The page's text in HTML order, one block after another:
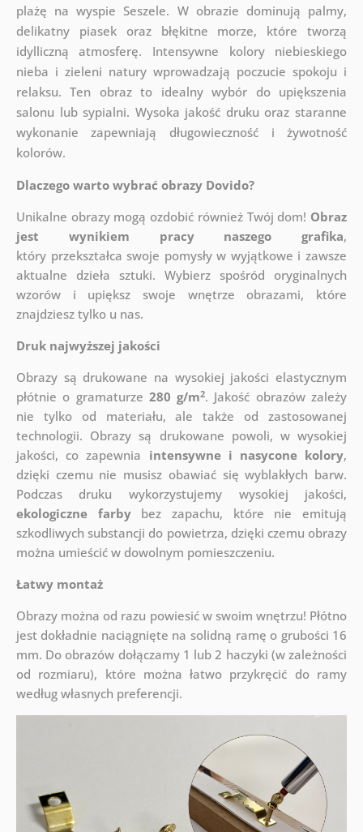
plażę na wyspie Seszele. W obrazie dominują palmy,
delikatny piasek oraz błękitne morze, które tworzą
idylliczną atmosferę. Intensywne kolory niebieskiego
nieba i zieleni natury wprowadzają poczucie spokoju i
relaksu. Ten obraz to idealny wybór do upiększenia
salonu lub sypialni. Wysoka jakość druku oraz staranne
wykonanie zapewniają długowieczność i żywotność
kolorów.
Dlaczego warto wybrać obrazy Dovido?
Unikalne obrazy mogą ozdobić również Twój dom! Obraz
jest wynikiem pracy naszego grafika,
który przekształca swoje pomysły w wyjątkowe i zawsze
aktualne dzieła sztuki. Wybierz spośród oryginalnych
wzorów i upiększ swoje wnętrze obrazami, które
znajdziesz tylko u nas.
Druk najwyższej jakości
Obrazy są drukowane na wysokiej jakości elastycznym
płótnie o gramaturze 280 g/m2. Jakość obrazów zależy
nie tylko od materiału, ale także od zastosowanej
technologii. Obrazy są drukowane powoli, w wysokiej
jakości, co zapewnia intensywne i nasycone kolory,
dzięki czemu nie musisz obawiać się wyblakłych barw.
Podczas druku wykorzystujemy wysokiej jakości,
ekologiczne farbybez zapachu, które nie emitują
szkodliwych substancji do powietrza, dzięki czemu obrazy
można umieścić w dowolnym pomieszczeniu.
Łatwy montaż
Obrazy można od razu powiesić w swoim wnętrzu! Płótno
jest dokładnie naciągnięte na solidną ramę o grubości 16
mm. Do obrazów dołączamy 1 lub 2 haczyki (w zależności
od rozmiaru), które można łatwo przykręcić do ramy
według własnych preferencji.